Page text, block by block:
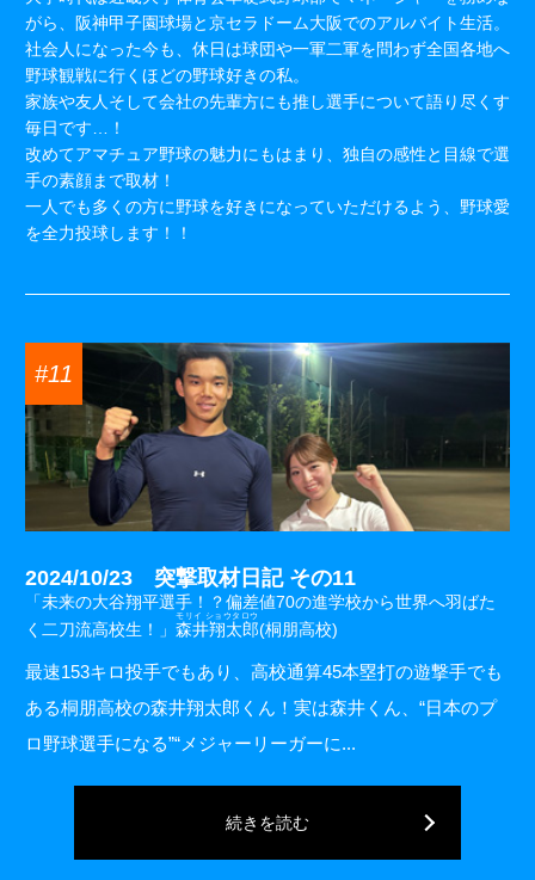
がら、阪神甲子園球場と京セラドーム大阪でのアルバイト生活。
社会人になった今も、休日は球団や一軍二軍を問わず全国各地へ
野球観戦に行くほどの野球好きの私。
家族や友人そして会社の先輩方にも推し選手について語り尽くす
毎日です…！
改めてアマチュア野球の魅力にもはまり、独自の感性と目線で選
手の素顔まで取材！
一人でも多くの方に野球を好きになっていただけるよう、野球愛
を全力投球します！！
#11
2024/10/23 突撃取材日記 その11
「未来の大谷翔平選手！？偏差値70の進学校から世界へ羽ばた
く二刀流高校生！」 森井翔太郎
モリイ ショウタロウ
(桐朋高校)
最速153キロ投手でもあり、高校通算45本塁打の遊撃手でも
ある桐朋高校の森井翔太郎くん！実は森井くん、“日本のプ
ロ野球選手になる”“メジャーリーガーに...
続きを読む